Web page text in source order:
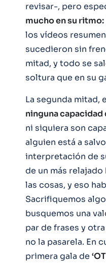
revisar-, pero
mucho en su ritmo:
los vídeos
sucedieron sin
mitad, y todo se
soltura que en su
La segunda mitad,
ninguna
ni siquiera son
alguien está a
interpretación de
de un más relajado
las cosas, y eso
Sacrifiquemos
busquemos una
par de frases y
no la pasarela. En
primera gala de